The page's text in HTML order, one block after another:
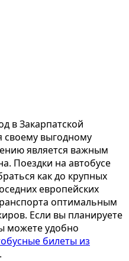
в Закарпатской
своему выгодному
является важным
Поездки на автобусе
как до крупных
европейских
оптимальным
Если вы планируете
можете удобно
билеты из